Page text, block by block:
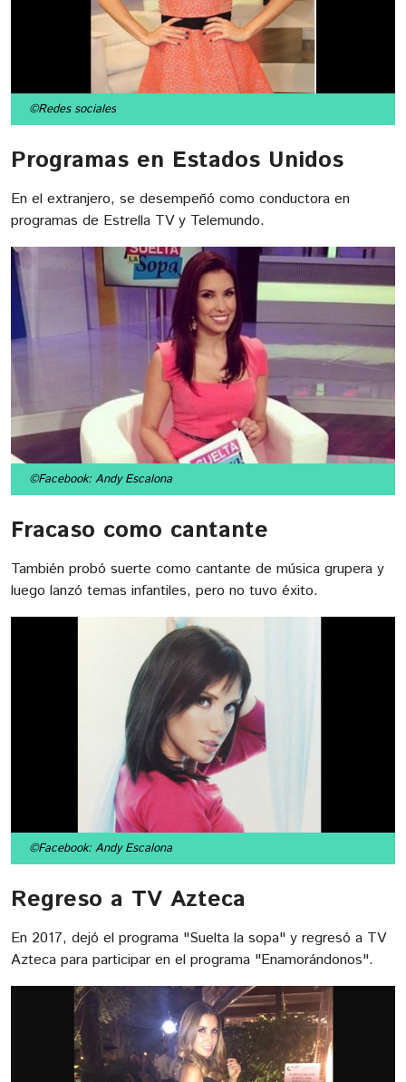
©Redes sociales
Programas en Estados Unidos
En el extranjero, se desempeñó como conductora en
programas de Estrella TV y Telemundo.
©Facebook: Andy Escalona
Fracaso como cantante
También probó suerte como cantante de música grupera y
luego lanzó temas infantiles, pero no tuvo éxito.
©Facebook: Andy Escalona
Regreso a TV Azteca
En 2017, dejó el programa "Suelta la sopa" y regresó a TV
Azteca para participar en el programa "Enamorándonos".